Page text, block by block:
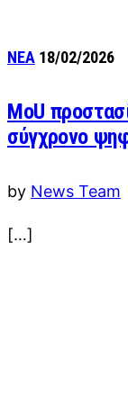
ΝΕΑ 18/02/2026
MoU
σύγχρονο
by News Team
[…]